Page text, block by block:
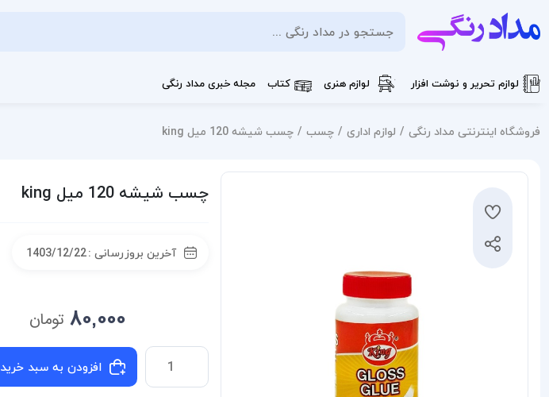
لوازم تحریر و نوشت افزار لوازم هنری کتاب مجله خبری مداد رنگی
فروشگاه اینترنتی مداد رنگی لوازم اداری چسب چسب شیشه 120 میل king
چسب شیشه 120 میل king
آخرین بروزرسانی :1403/12/22
80,000 تومان
افزودن به سبد خرید